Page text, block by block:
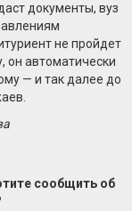
документы, вуз
не пройдет
он автоматически
— и так далее до
сообщить об